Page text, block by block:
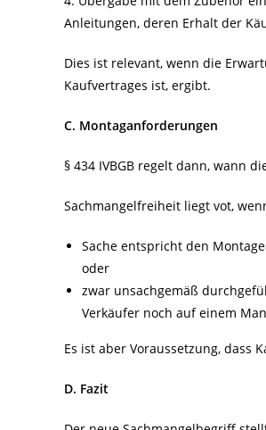
Anleitungen, deren Erhalt der
Dies ist relevant, wenn die
Kaufvertrages ist, ergibt.
C. Montaganforderungen
§ 434 IVBGB regelt dann, wann
Sachmangelfreiheit liegt vot,
Sache entspricht den
oder
zwar unsachgemäß
Verkäufer noch auf einem
Es ist aber Voraussetzung,
D. Fazit